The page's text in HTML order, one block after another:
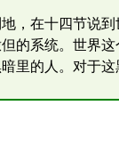
，在十四节说
的系统。世界
里的人。对于